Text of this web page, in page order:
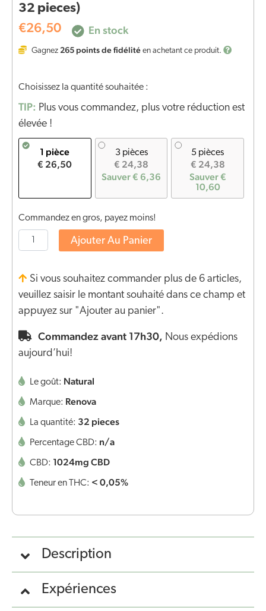
32 pieces)
€26,50 En stock
Gagnez 265points de fidélité en achetant ce produit.
Choisissez la quantité souhaitée :
TIP: Plus vous commandez, plus votre réduction est
élevée !
1 pièce
€ 26,50
3 pièces
€ 24,38
Sauver € 6,36
5 pièces
€ 24,38
Sauver €
10,60
Commandez en gros, payez moins!
Ajouter Au Panier
Si vous souhaitez commander plus de 6 articles,
veuillez saisir le montant souhaité dans ce champ et
appuyez sur "Ajouter au panier".
Commandez avant 17h30, Nous expédions
aujourd’hui!
Le goût: Natural
Marque: Renova
La quantité: 32 pieces
Percentage CBD: n/a
CBD: 1024mg CBD
Teneur en THC: < 0,05%
Description
Expériences